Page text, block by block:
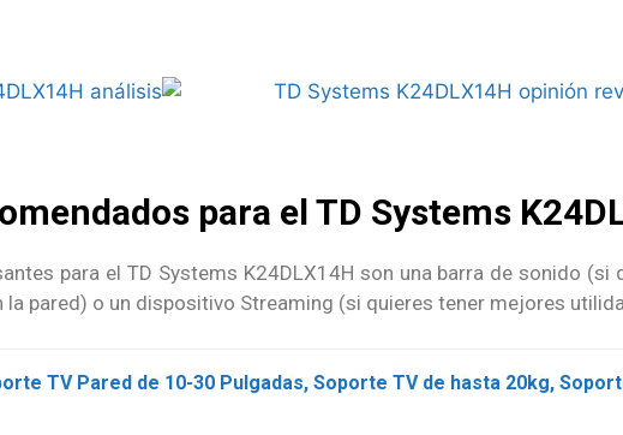
para el TD Systems
para el TD Systems K24DLX14H son una barra de sonido
la pared) o un dispositivo Streaming (si quieres tener mejores